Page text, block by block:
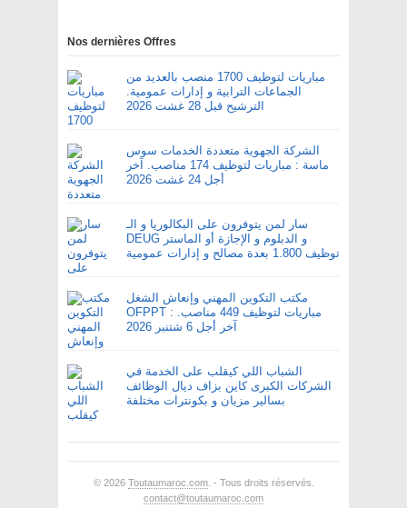
Nos dernières Offres
مباريات لتوظيف 1700 منصب بالعديد من
الجماعات الترابية و إدارات عمومية.
الترشيح قبل 28 غشت 2026
الشركة الجهوية متعددة الخدمات سوس
ماسة : مباريات لتوظيف 174 مناصب. آخر
أجل 24 غشت 2026
سار لمن يتوفرون على البكالوريا و الـ
DEUG و الدبلوم و الإجازة أو الماستر
توظيف 1.800 بعدة مصالح و إدارات عمومية
مكتب التكوين المهني وإنعاش الشغل
OFPPT : مباريات لتوظيف 449 مناصب.
آخر أجل 6 شتنبر 2026
الشباب اللي كيقلب على الخدمة في
الشركات الكبرى كاين بزاف ديال الوظائف
بسالير مزيان و بكونترات مختلفة
© 2026 Toutaumaroc.com. - Tous droits réservés.
contact@toutaumaroc.com